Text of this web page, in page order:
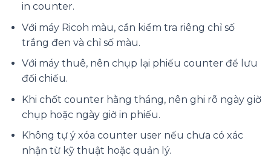
in counter.
Với máy Ricoh màu, cần kiểm tra riêng chỉ số
trắng đen và chỉ số màu.
Với máy thuê, nên chụp lại phiếu counter để lưu
đối chiếu.
Khi chốt counter hằng tháng, nên ghi rõ ngày giờ
chụp hoặc ngày giờ in phiếu.
Không tự ý xóa counter user nếu chưa có xác
nhận từ kỹ thuật hoặc quản lý.